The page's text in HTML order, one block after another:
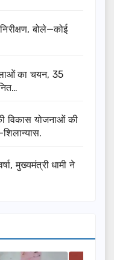
बोले—कोई
का चयन, 35
विकास योजनाओं की
शिलान्यास.
मुख्यमंत्री धामी ने